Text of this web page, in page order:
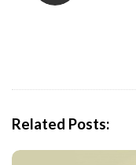
Related Posts: